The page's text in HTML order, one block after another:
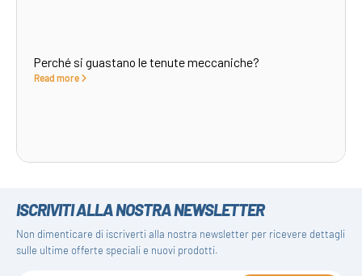
Perché si guastano le tenute meccaniche?
Read more
ISCRIVITI ALLA NOSTRA NEWSLETTER
Non dimenticare di iscriverti alla nostra newsletter per ricevere dettagli
sulle ultime offerte speciali e nuovi prodotti.